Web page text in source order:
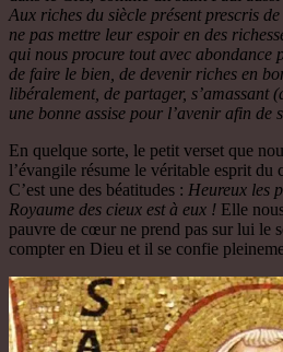
Aux riches du siècle présent prescris
ne pas mettre leur espoir en des
qui nous procure tout avec abondance
de faire le bien, de devenir riches en
libéralement, de partager, s’amassant
une bonne assise pour l’avenir afin de
En quelque sorte, le petit verset que
l’évangile résume le véritable esprit du
C’est une des béatitudes : Heureux les
Royaume des cieux est à eux ! Elle
pauvre de cœur ne prend pas sur lui le
compter en Dieu et il se confie